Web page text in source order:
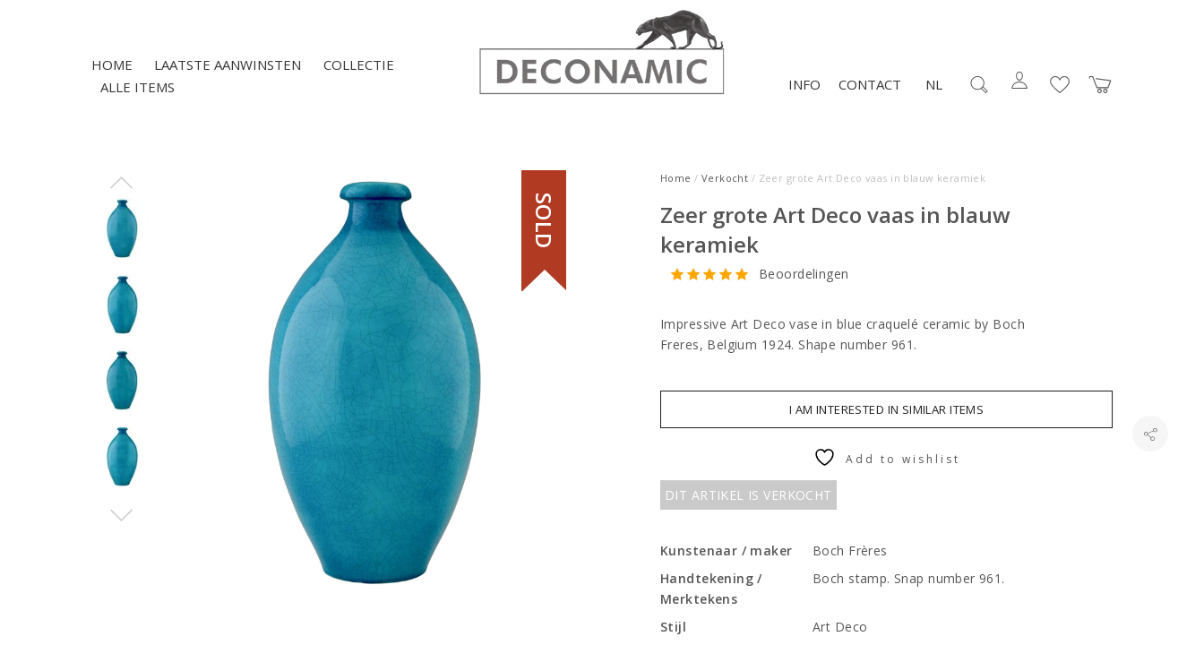
HOME LAATSTE AANWINSTEN
COLLECTIE
ALLE ITEMS
CONTACT
INFO NL
SOLD
Home / Verkocht / Zeer grote Art Deco vaas in blauw keramiek
Zeer grote Art Deco vaas in blauw
keramiek
Beoordelingen
Impressive Art Deco vase in blue craquelé ceramic by Boch
Freres, Belgium 1924. Shape number 961.
I AM INTERESTED IN SIMILAR ITEMS
DIT ARTIKEL IS VERKOCHT
Add to wishlist
Kunstenaar / maker
Boch Frères
Handtekening /
Merktekens
Boch stamp. Snap number 961.
Stijl
Art Deco